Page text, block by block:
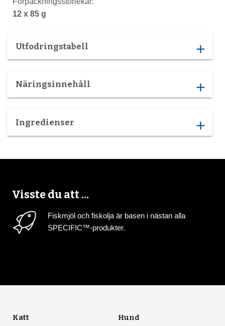
12 x 85 g
Utfodringstabell add
Näringsinnehåll add
Ingredienser add
Visste du att ...
Fiskmjöl och fiskolja är basen i nästan alla
SPECIFIC™-produkter.
Katt Hund